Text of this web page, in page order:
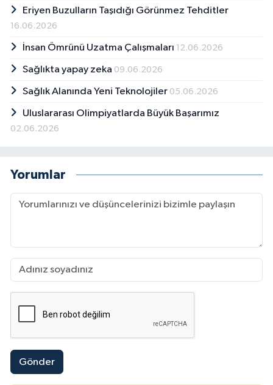
Eriyen Buzulların Taşıdığı Görünmez Tehditler
16.06.2026
İnsan Ömrünü Uzatma Çalışmaları 12.06.2026
Sağlıkta yapay zeka 09.06.2026
Sağlık Alanında Yeni Teknolojiler 05.06.2026
Uluslararası Olimpiyatlarda Büyük Başarımız
02.06.2026
Yorumlar
Gönder